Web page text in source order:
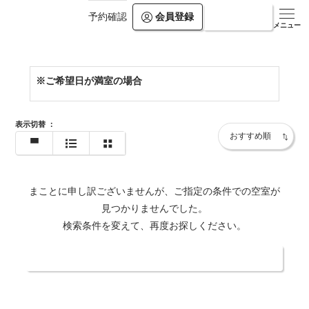
予約確認 会員登録
メニュー
https://www.villa-rikyu.jp/bekkan/
※ご希望日が満室の場合
表示切替 ：
まことに申し訳ございませんが、ご指定の条件での空室が
見つかりませんでした。
検索条件を変えて、再度お探しください。